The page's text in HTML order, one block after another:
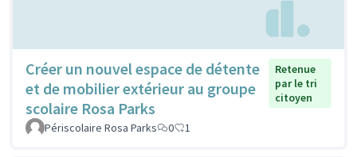
Créer un nouvel espace de détente
et de mobilier extérieur au groupe
scolaire Rosa Parks
Retenue
par le tri
citoyen
Périscolaire Rosa Parks 0 1